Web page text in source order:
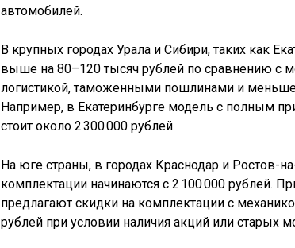
автомобилей.
В крупных городах Урала и Сибири, таких как
выше на 80–120 тысяч рублей по сравнению с
логистикой, таможенными пошлинами и
Например, в Екатеринбурге модель с полным
стоит около 2 300 000 рублей.
На юге страны, в городах Краснодар и Ростов-
комплектации начинаются с 2 100 000 рублей.
предлагают скидки на комплектации с
рублей при условии наличия акций или старых